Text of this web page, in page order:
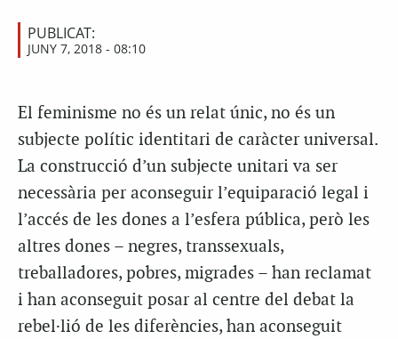
PUBLICAT:
JUNY 7, 2018 - 08:10
El feminisme no és un relat únic, no és un
subjecte polític identitari de caràcter universal.
La construcció d’un subjecte unitari va ser
necessària per aconseguir l’equiparació legal i
l’accés de les dones a l’esfera pública, però les
altres dones – negres, transsexuals,
treballadores, pobres, migrades – han reclamat
i han aconseguit posar al centre del debat la
rebel·lió de les diferències, han aconseguit